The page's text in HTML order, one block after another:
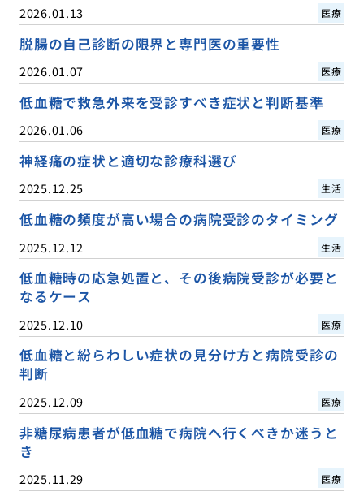
2026.01.13 医療
脱腸の自己診断の限界と専門医の重要性
2026.01.07 医療
低血糖で救急外来を受診すべき症状と判断基準
2026.01.06 医療
神経痛の症状と適切な診療科選び
2025.12.25 生活
低血糖の頻度が高い場合の病院受診のタイミング
2025.12.12 生活
低血糖時の応急処置と、その後病院受診が必要と
なるケース
2025.12.10 医療
低血糖と紛らわしい症状の見分け方と病院受診の
判断
2025.12.09 医療
非糖尿病患者が低血糖で病院へ行くべきか迷うと
き
2025.11.29 医療